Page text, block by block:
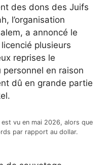
des dons des Juifs
l’organisation
a annoncé le
plusieurs
reprises le
en raison
dû en grande partie
vu en mai 2026, alors que
par rapport au dollar.